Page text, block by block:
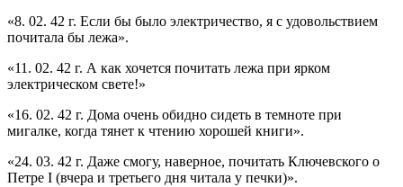
«8. 02. 42 г. Если бы было электричество, я с удовольствием
почитала бы лежа».
«11. 02. 42 г. А как хочется почитать лежа при ярком
электрическом свете!»
«16. 02. 42 г. Дома очень обидно сидеть в темноте при
мигалке, когда тянет к чтению хорошей книги».
«24. 03. 42 г. Даже смогу, наверное, почитать Ключевского о
Петре I (вчера и третьего дня читала у печки)».